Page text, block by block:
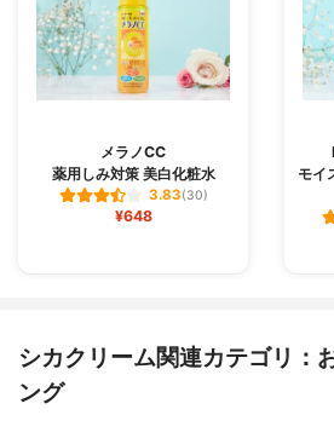
メラノCC
薬用しみ対策 美白化粧水
3.83(30)
¥648
モイ
シカクリーム関連カテゴリ：
ング